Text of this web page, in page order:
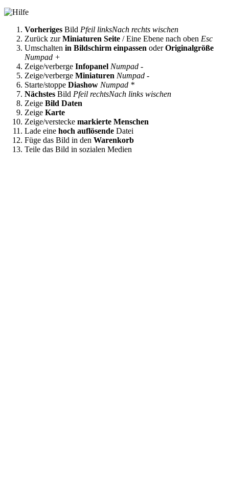
Vorheriges Bild Pfeil linksNach rechts wischen
Zurück zurMiniaturen Seite / Eine Ebene nach oben Esc
Umschalten in Bildschirm einpassen oderOriginalgröße
Numpad +
Zeige/verberge Infopanel Numpad -
Zeige/verberge Miniaturen Numpad -
Starte/stoppe Diashow Numpad *
Nächstes Bild Pfeil rechtsNach links wischen
Zeige Bild Daten
Zeige Karte
Zeige/verstecke markierte Menschen
Lade eine hoch auflösende Datei
Füge das Bild in den Warenkorb
Teile das Bild in sozialen Medien